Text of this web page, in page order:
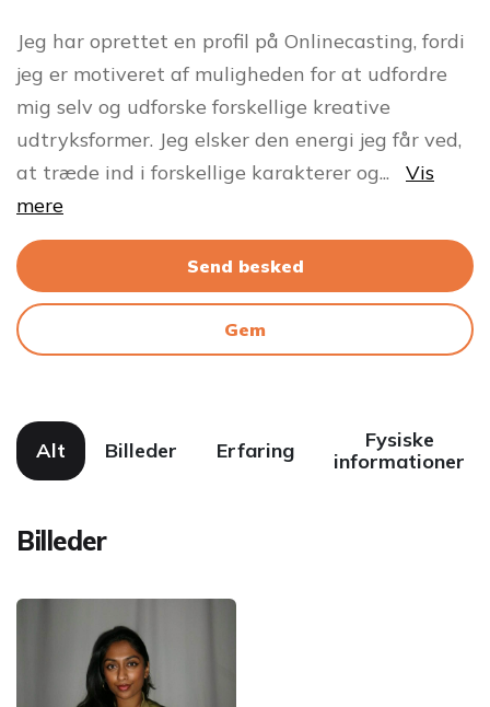
Jeg har oprettet en profil på Onlinecasting, fordi
jeg er motiveret af muligheden for at udfordre
mig selv og udforske forskellige kreative
udtryksformer. Jeg elsker den energi jeg får ved,
at træde ind i forskellige karakterer og...
Vis
mere
Send besked
Gem
Alt Billeder Erfaring
Fysiske
informationer
Billeder